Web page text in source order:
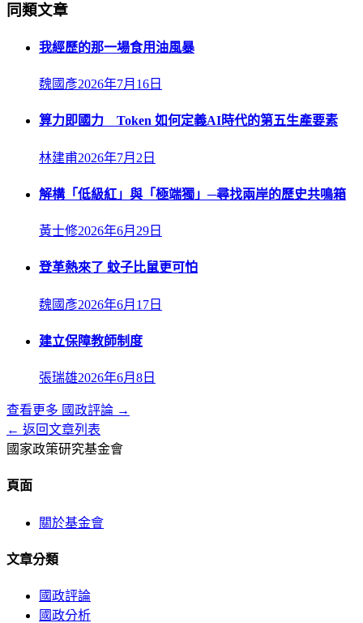
同類文章
我經歷的那一場食用油風暴
魏國彥2026年7月16日
算力即國力 Token 如何定義AI時代的第五生產要素
林建甫2026年7月2日
解構「低級紅」與「極端獨」─尋找兩岸的歷史共鳴箱
黃士修2026年6月29日
登革熱來了 蚊子比鼠更可怕
魏國彥2026年6月17日
建立保障教師制度
張瑞雄2026年6月8日
查看更多 國政評論 →
← 返回文章列表
國家政策研究基金會
頁面
關於基金會
文章分類
國政評論
國政分析